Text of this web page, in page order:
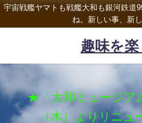
宇宙戦艦ヤマトも戦艦大和も銀河鉄道
ね。新しい事、新
趣味を
★「大和ミュージア
（木）よりリニ